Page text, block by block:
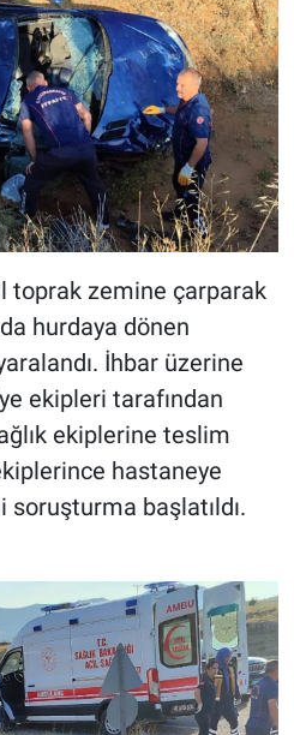
toprak zemine çarparak
hurdaya dönen
İhbar üzerine
ekipleri tarafından
ekiplerine teslim
hastaneye
soruşturma başlatıldı.